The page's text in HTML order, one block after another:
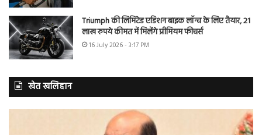
Triumph की लिमिटेड एडिशन बाइक लॉन्च के लिए तैयार, 21
लाख रुपये कीमत में मिलेंगे प्रीमियम फीचर्स
16 July 2026 - 3:17 PM
खेत खलिहान